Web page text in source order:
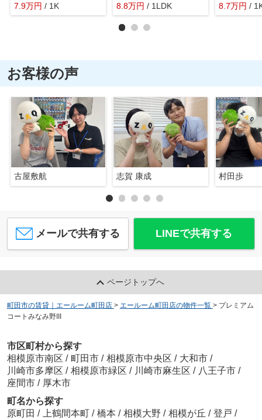
7.9万円 / 1K
8.8万円 / 1LDK 8.7万円 /
お客様の声
古屋敷航 志賀 康成 村田歩
メールで共有する LINEで共有する
ページトップへ
町田市の賃貸｜エールーム町田店 > エールーム町田店の物件一覧 > プレミアム
コートみなみ野III
市区町村から探す
相模原市南区 / 町田市 / 相模原市中央区 / 大和市 /
川崎市多摩区 / 相模原市緑区 / 川崎市麻生区 / 八王子市 /
座間市 / 厚木市
町名から探す
原町田 / 上鶴間本町 / 橋本 / 相模大野 / 相模が丘 / 登戸 /